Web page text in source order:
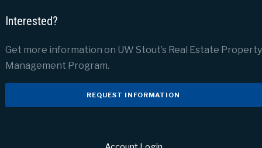
Interested?
Get more information on UW Stout’s Real Estate Property
Management Program.
REQUEST INFORMATION